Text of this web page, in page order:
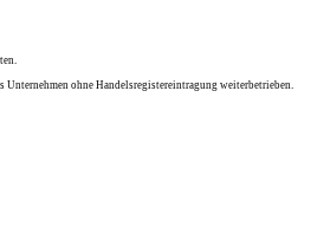
ohne Handelsregistereintragung weiterbetrieben.